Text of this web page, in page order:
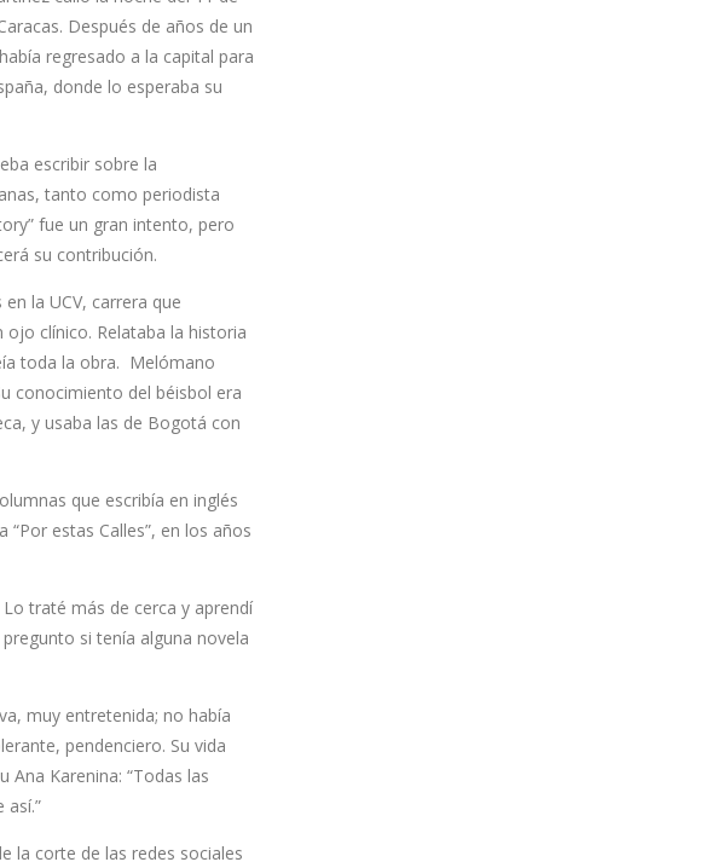
Después de años de un
regresado a la capital para
donde lo esperaba su
escribir sobre la
tanto como periodista
fue un gran intento, pero
su contribución.
la UCV, carrera que
ojo clínico. Relataba la historia
toda la obra. Melómano
conocimiento del béisbol era
y usaba las de Bogotá con
que escribía en inglés
estas Calles”, en los años
traté más de cerca y aprendí
si tenía alguna novela
muy entretenida; no había
pendenciero. Su vida
Karenina: “Todas las
la corte de las redes sociales